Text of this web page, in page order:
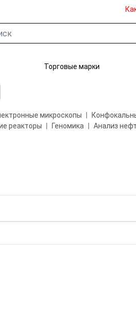
Торговые марки
микроскопы
реакторы Геномика Анализ